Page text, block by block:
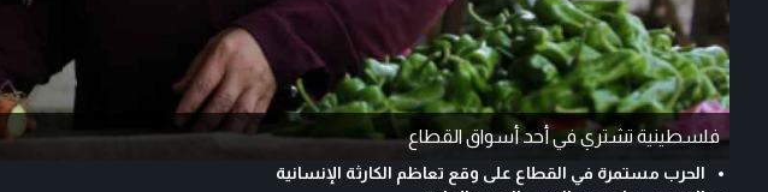
فلسطينية تشتري في أحد أسواق القطاع
الحرب مستمرة في القطاع على وقع تعاظم الكارثة الإنسانية